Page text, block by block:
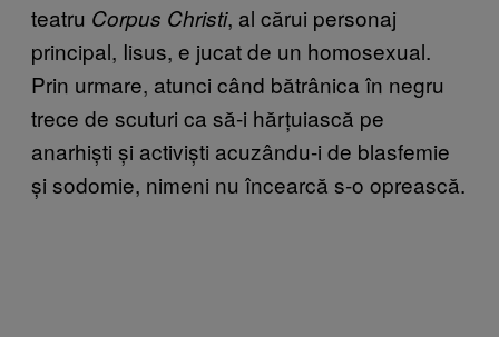
teatru Corpus Christi, al cărui personaj
principal, Iisus, e jucat de un homosexual.
Prin urmare, atunci când bătrânica în negru
trece de scuturi ca să-i hărțuiască pe
anarhiști și activiști acuzându-i de blasfemie
și sodomie, nimeni nu încearcă s-o oprească.